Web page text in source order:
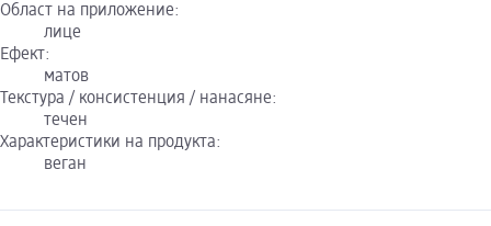
Област на приложение:
лице
Ефект:
матов
Текстура / консистенция / нанасяне:
течен
Характеристики на продукта:
веган